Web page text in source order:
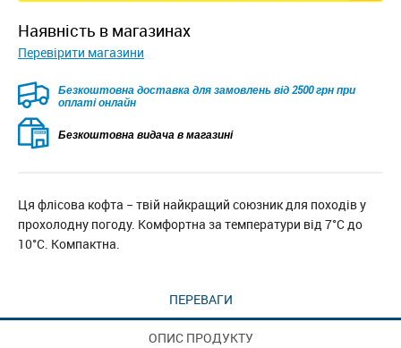
наявність в магазинах
Перевірити магазини
Безкоштовна доставка для замовлень від 2500 грн при
оплаті онлайн
Безкоштовна видача в магазині
Ця флісова кофта − твій найкращий союзник для походів у
прохолодну погоду. Комфортна за температури від 7°C до
10°C. Компактна.
ПЕРЕВАГИ
ОПИС ПРОДУКТУ